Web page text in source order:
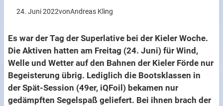
24. Juni 2022vonAndreas Kling
Es war der Tag der Superlative bei der Kieler Woche.
Die Aktiven hatten am Freitag (24. Juni) für Wind,
Welle und Wetter auf den Bahnen der Kieler Förde nur
Begeisterung übrig. Lediglich die Bootsklassen in
der Spät-Session (49er, iQFoil) bekamen nur
gedämpften Segelspaß geliefert. Bei ihnen brach der